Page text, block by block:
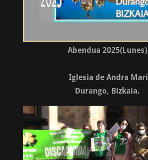
Abendua 2025(Lunes)
Iglesia de Andra Mari
Durango, Bizkaia.